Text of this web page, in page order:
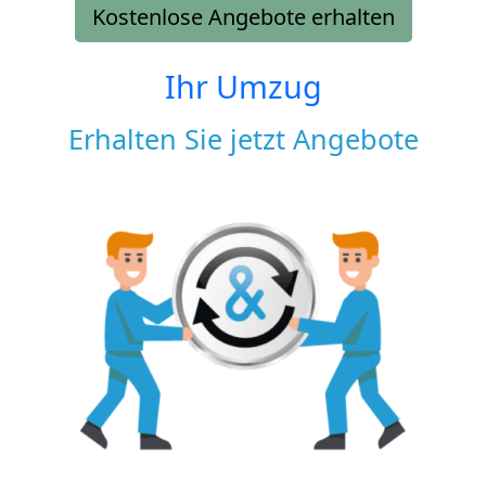
Kostenlose Angebote erhalten
Ihr Umzug
Erhalten Sie jetzt Angebote